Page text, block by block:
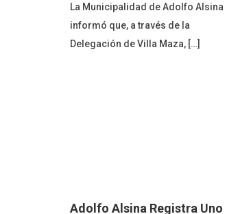
La Municipalidad de Adolfo Alsina
informó que, a través de la
Delegación de Villa Maza, […]
Adolfo Alsina Registra Uno